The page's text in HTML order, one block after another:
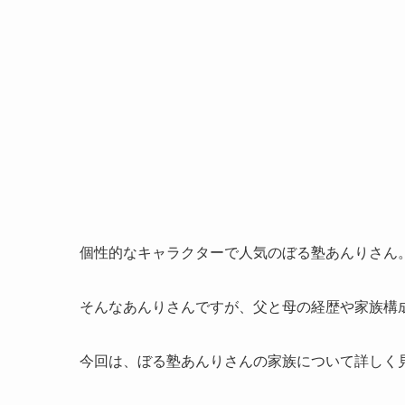
個性的なキャラクターで人気のぼる塾あんりさん
そんなあんりさんですが、父と母の経歴や家族
今回は、ぼる塾あんりさんの家族について詳しく